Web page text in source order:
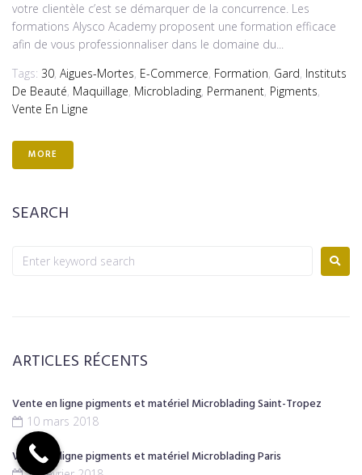
votre clientèle c’est se démarquer de la concurrence. Les
formations Alysco Academy proposent une formation efficace
afin de vous professionnaliser dans le domaine du...
Tags: 30, Aigues-Mortes, E-Commerce, Formation, Gard, Instituts
De Beauté, Maquillage, Microblading, Permanent, Pigments,
Vente En Ligne
MORE
SEARCH
ARTICLES RÉCENTS
Vente en ligne pigments et matériel Microblading Saint-Tropez
10 mars 2018
Vente en ligne pigments et matériel Microblading Paris